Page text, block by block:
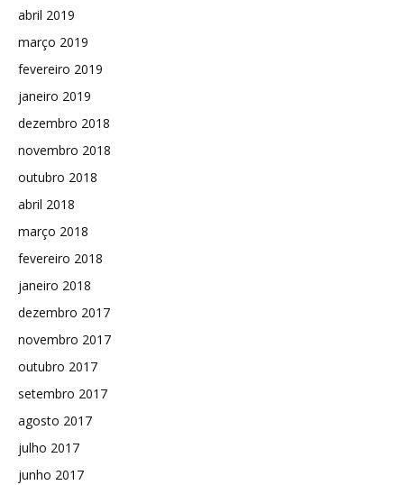
abril 2019
março 2019
fevereiro 2019
janeiro 2019
dezembro 2018
novembro 2018
outubro 2018
abril 2018
março 2018
fevereiro 2018
janeiro 2018
dezembro 2017
novembro 2017
outubro 2017
setembro 2017
agosto 2017
julho 2017
junho 2017